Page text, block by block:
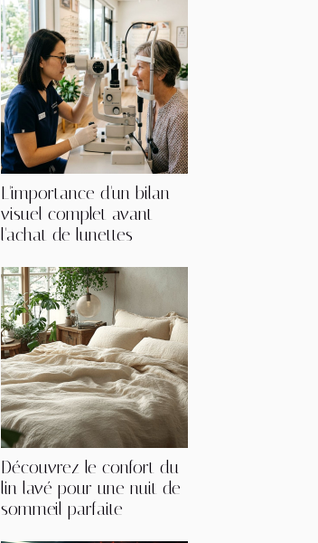
L'importance d'un bilan
visuel complet avant
l'achat de lunettes
Découvrez le confort du
lin lavé pour une nuit de
sommeil parfaite